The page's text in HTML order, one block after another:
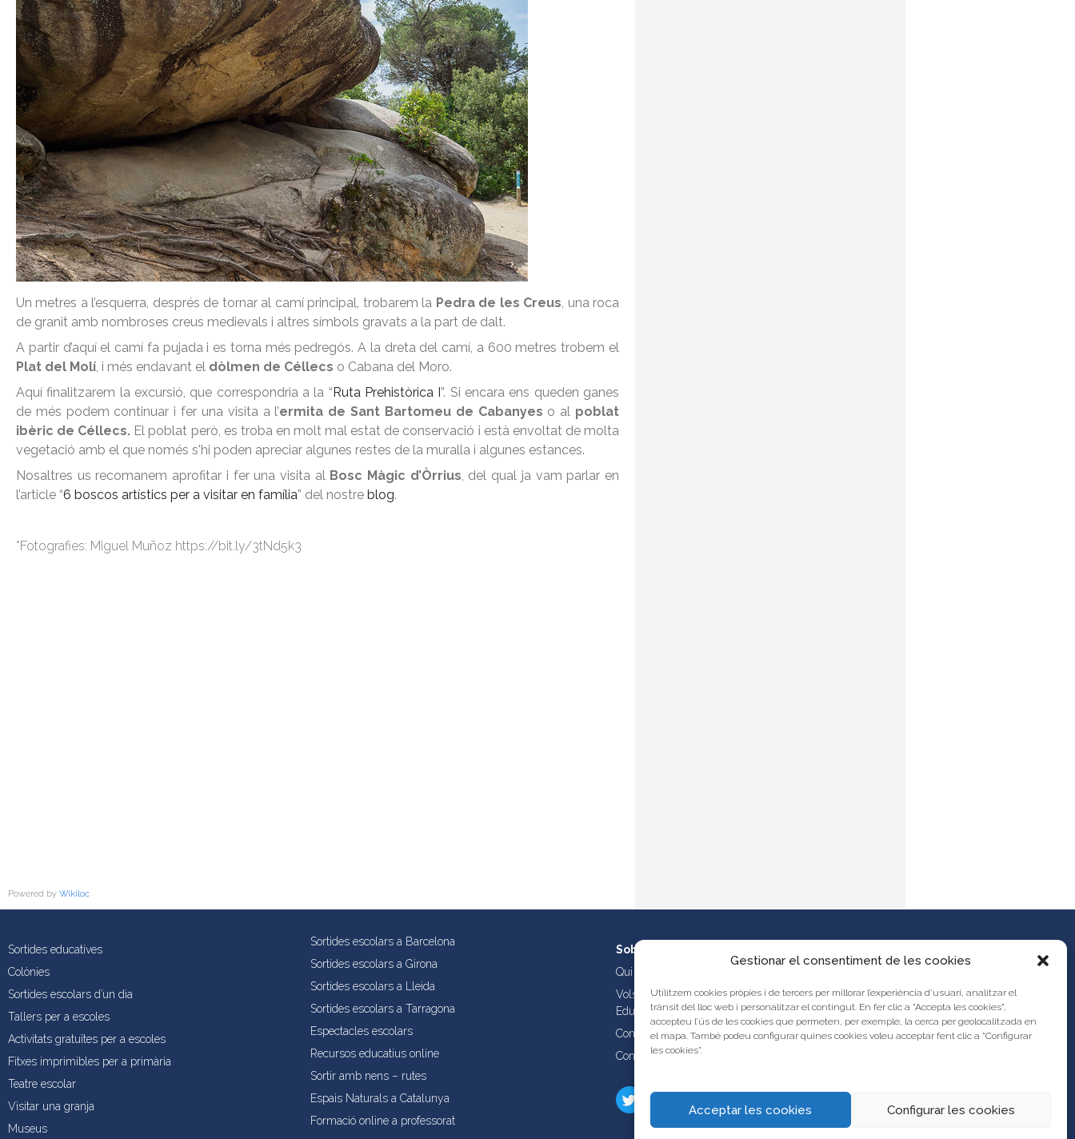
Gestionar el consentiment de les cookies
Utilitzem cookies pròpies i de tercers per millorar l’experiència d’usuari, analitzar el
trànsit del lloc web i personalitzar el contingut. En fer clic a "Accepta les cookies",
accepteu l’ús de les cookies que permeten, per exemple, la cerca per geolocalitzada en
el mapa. També podeu configurar quines cookies voleu acceptar fent clic a “Configurar
les cookies”.
Acceptar les cookies Configurar les cookies
Un metres a l’esquerra, després de tornar al camí principal, trobarem la Pedra de les Creus, una roca
de granit amb nombroses creus medievals i altres símbols gravats a la part de dalt.
A partir d’aquí el camí fa pujada i es torna més pedregós. A la dreta del camí, a 600 metres trobem el
Plat del Molí, i més endavant el dòlmen de Céllecs o Cabana del Moro.
Aquí finalitzarem la excursió, que correspondria a la “ Ruta Prehistòrica I ”. Si encara ens queden ganes
de més podem continuar i fer una visita a l’ermita de Sant Bartomeu de Cabanyes o al poblat
ibèric de Céllecs. El poblat però, es troba en molt mal estat de conservació i està envoltat de molta
vegetació amb el que només s'hi poden apreciar algunes restes de la muralla i algunes estances.
Nosaltres us recomanem aprofitar i fer una visita al Bosc Màgic d’Òrrius, del qual ja vam parlar en
l’article “6 boscos artístics per a visitar en família” del nostre blog.
*Fotografies: Miguel Muñoz https://bit.ly/3tNd5k3
Powered by Wikiloc
Sortides educatives
Colònies
Sortides escolars d’un dia
Tallers per a escoles
Activitats gratuïtes per a escoles
Fitxes imprimibles per a primària
Teatre escolar
Visitar una granja
Museus
Sortides escolars a Barcelona
Sortides escolars a Girona
Sortides escolars a Lleida
Sortides escolars a Tarragona
Espectacles escolars
Recursos educatius online
Sortir amb nens – rutes
Espais Naturals a Catalunya
Formació online a professorat
Sobre nosaltres
Qui som?
Vols publicar les teves propostes al Portal d’Activitats
Educatives de Catalunya?
Condicions d’ús i avís legal
Contacta amb nosaltres